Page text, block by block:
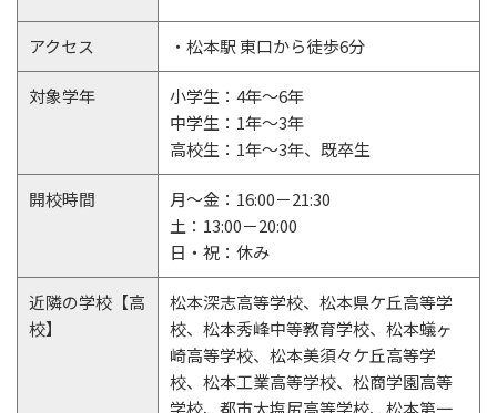
アクセス ・松本駅 東口から徒歩6分
対象学年
小学生：4年～6年
中学生：1年～3年
高校生：1年～3年、既卒生
開校時間
月～金：16:00－21:30
土：13:00－20:00
日・祝：休み
近隣の学校【高
校】
松本深志高等学校、松本県ケ丘高等学
校、松本秀峰中等教育学校、松本蟻ヶ
崎高等学校、松本美須々ケ丘高等学
校、松本工業高等学校、松商学園高等
学校、都市大塩尻高等学校、松本第一